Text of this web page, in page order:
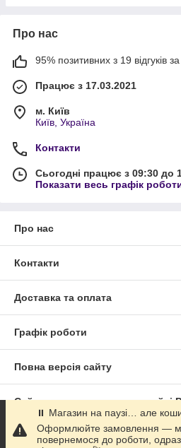
Про нас
95% позитивних з 19 відгуків за
Працює з 17.03.2021
м. Київ
Київ, Україна
Контакти
Сьогодні працює з 09:30 до
Показати весь графік
Про нас
Контакти
Доставка та оплата
Графік роботи
Повна версія сайту
Сайт створено на маркетплейсі
Політика конфіденційності
⏸ Магазин на паузі… але
Оформлюйте замовлення —
повернемося до роботи,